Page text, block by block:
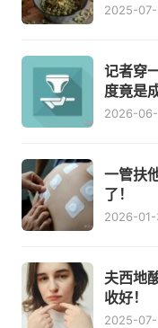
2025-
记者穿
度竟是
2026-06-
一管扶
了！
2026-01-
夫西地
收好！
2025-07-